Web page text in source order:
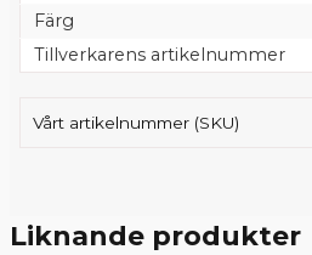
Färg
Tillverkarens artikelnummer
Vårt artikelnummer (SKU)
Liknande produkter